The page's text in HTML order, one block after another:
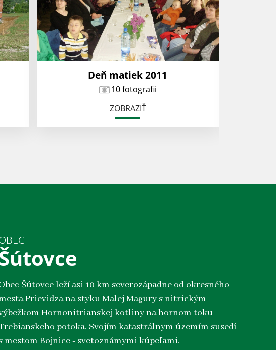
Deň matiek 2011
10 fotografii
ZOBRAZIŤ
Šútovce leží asi 10 km severozápadne od okresného
Prievidza na styku Malej Magury s nitrickým
Hornonitrianskej kotliny na hornom toku
potoka. Svojím katastrálnym územím susedí
mestom Bojnice - svetoznámymi kúpeľami.